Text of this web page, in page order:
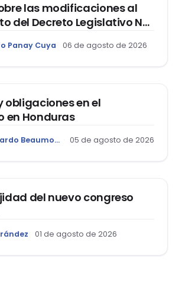
las modificaciones al
del Decreto Legislativo Nº
el Régimen de
Panay Cuya 06 de agosto de 2026
obligaciones en el
en Honduras
Austin Ricardo Beaumont Rivera 05 de agosto de 2026
del nuevo congreso
01 de agosto de 2026